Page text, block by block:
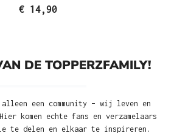
€ 14,90
DE TOPPERZFAMILY!
een community – wij leven en
komen echte fans en verzamelaars
te delen en elkaar te inspireren.